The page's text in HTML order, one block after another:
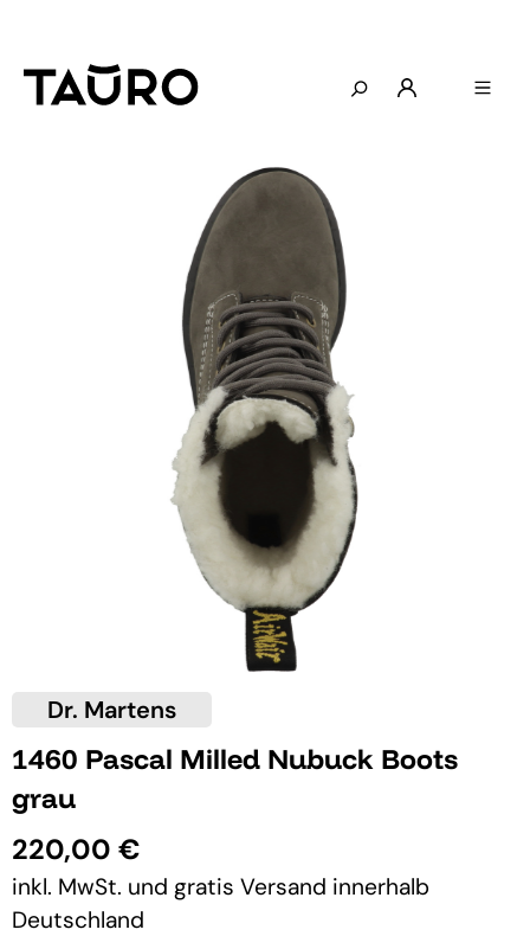
Dr. Martens
1460 Pascal Milled Nubuck Boots
grau
220,00 €
inkl. MwSt. und gratis Versand innerhalb
Deutschland